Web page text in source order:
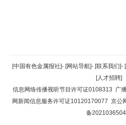
返回顶部
返回首页
[中国有色金属报社]- [网站导航]- [联系我们]-
[人才招聘]
信息网络传播视听节目许可证0108313 广
网新闻信息服务许可证10120170077 京公
备